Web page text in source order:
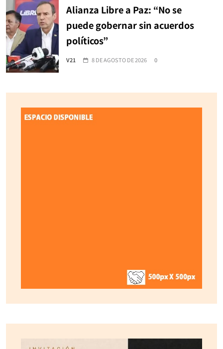
Alianza Libre a Paz: “No se
puede gobernar sin acuerdos
políticos”
V21 8 DE AGOSTO DE 2026 0